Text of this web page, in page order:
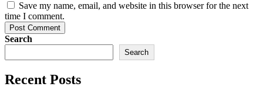
Save my name, email, and website in this browser for the next
time I comment.
Post Comment
Search
Search
Recent Posts